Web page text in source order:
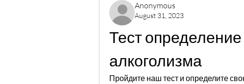
Anonymous
August 31, 2023
Тест
алкоголизма
Пройдите наш тест и определите